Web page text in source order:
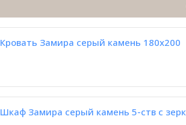
Кровать Замира серый камень 180x200
Шкаф Замира серый камень 5-ств с